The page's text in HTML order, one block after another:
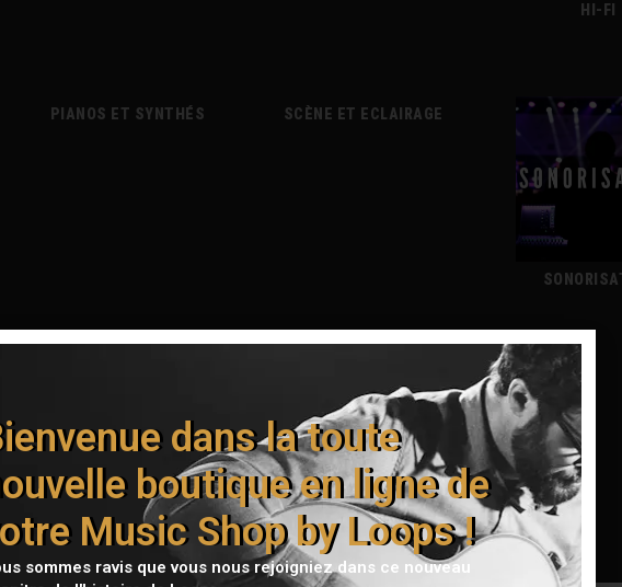
HI-FI
PIANOS ET SYNTHÉS SCÈNE ET ECLAIRAGE
dans la toute
boutique en ligne de
Music Shop by Loops !
sommes ravis que vous nous rejoigniez dans ce nouveau